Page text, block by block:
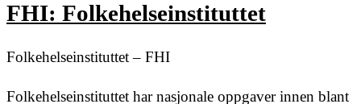
FHI: Folkehelseinstituttet
Folkehelseinstituttet – FHI
Folkehelseinstituttet har nasjonale oppgaver innen blant